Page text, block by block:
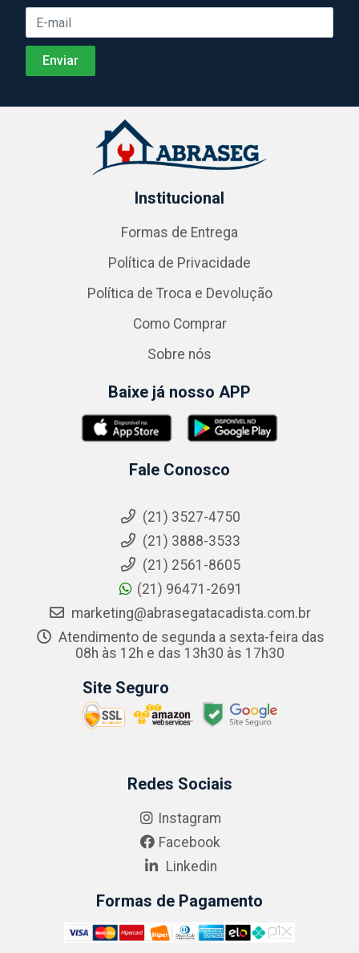
Institucional
Formas de Entrega
Política de Privacidade
Política de Troca e Devolução
Como Comprar
Sobre nós
Baixe já nosso APP
Fale Conosco
(21) 3527-4750
(21) 3888-3533
(21) 2561-8605
(21) 96471-2691
marketing@abrasegatacadista.com.br
Atendimento de segunda a sexta-feira das
08h às 12h e das 13h30 às 17h30
Site Seguro
Redes Sociais
Instagram
Facebook
Linkedin
Formas de Pagamento